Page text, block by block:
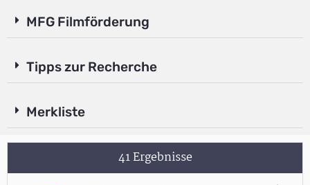
MFG Filmförderung
Tipps zur Recherche
Merkliste
41 Ergebnisse